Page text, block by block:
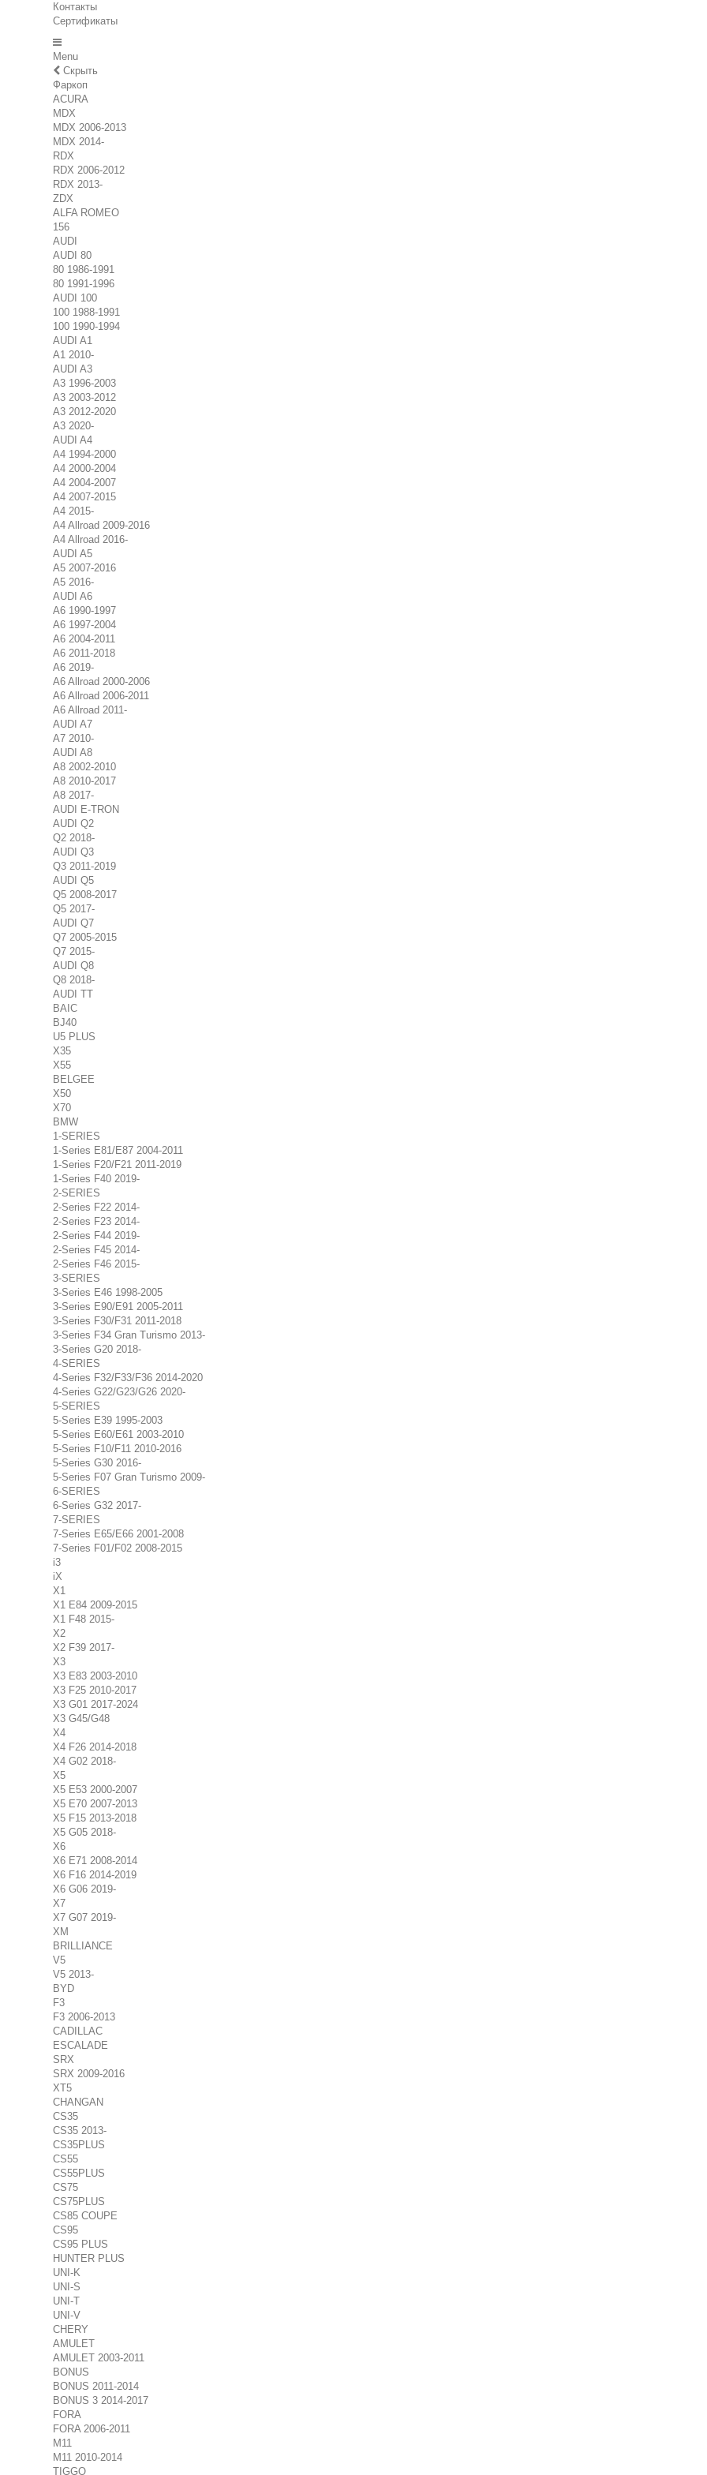
Контакты
Сертификаты
Menu
Скрыть
Фаркоп
ACURA
MDX
MDX 2006-2013
MDX 2014-
RDX
RDX 2006-2012
RDX 2013-
ZDX
ALFA ROMEO
156
AUDI
AUDI 80
80 1986-1991
80 1991-1996
AUDI 100
100 1988-1991
100 1990-1994
AUDI A1
A1 2010-
AUDI A3
A3 1996-2003
A3 2003-2012
A3 2012-2020
A3 2020-
AUDI A4
A4 1994-2000
A4 2000-2004
A4 2004-2007
A4 2007-2015
A4 2015-
A4 Allroad 2009-2016
A4 Allroad 2016-
AUDI A5
A5 2007-2016
A5 2016-
AUDI A6
A6 1990-1997
A6 1997-2004
A6 2004-2011
A6 2011-2018
A6 2019-
A6 Allroad 2000-2006
A6 Allroad 2006-2011
A6 Allroad 2011-
AUDI A7
A7 2010-
AUDI A8
A8 2002-2010
A8 2010-2017
A8 2017-
AUDI E-TRON
AUDI Q2
Q2 2018-
AUDI Q3
Q3 2011-2019
AUDI Q5
Q5 2008-2017
Q5 2017-
AUDI Q7
Q7 2005-2015
Q7 2015-
AUDI Q8
Q8 2018-
AUDI TT
BAIC
BJ40
U5 PLUS
X35
X55
BELGEE
X50
X70
BMW
1-SERIES
1-Series E81/E87 2004-2011
1-Series F20/F21 2011-2019
1-Series F40 2019-
2-SERIES
2-Series F22 2014-
2-Series F23 2014-
2-Series F44 2019-
2-Series F45 2014-
2-Series F46 2015-
3-SERIES
3-Series E46 1998-2005
3-Series E90/E91 2005-2011
3-Series F30/F31 2011-2018
3-Series F34 Gran Turismo 2013-
3-Series G20 2018-
4-SERIES
4-Series F32/F33/F36 2014-2020
4-Series G22/G23/G26 2020-
5-SERIES
5-Series E39 1995-2003
5-Series E60/E61 2003-2010
5-Series F10/F11 2010-2016
5-Series G30 2016-
5-Series F07 Gran Turismo 2009-
6-SERIES
6-Series G32 2017-
7-SERIES
7-Series E65/E66 2001-2008
7-Series F01/F02 2008-2015
i3
iX
X1
X1 E84 2009-2015
X1 F48 2015-
X2
X2 F39 2017-
X3
X3 E83 2003-2010
X3 F25 2010-2017
X3 G01 2017-2024
X3 G45/G48
X4
X4 F26 2014-2018
X4 G02 2018-
X5
X5 E53 2000-2007
X5 E70 2007-2013
X5 F15 2013-2018
X5 G05 2018-
X6
X6 E71 2008-2014
X6 F16 2014-2019
X6 G06 2019-
X7
X7 G07 2019-
XM
BRILLIANCE
V5
V5 2013-
BYD
F3
F3 2006-2013
CADILLAC
ESCALADE
SRX
SRX 2009-2016
XT5
CHANGAN
CS35
CS35 2013-
CS35PLUS
CS55
CS55PLUS
CS75
CS75PLUS
CS85 COUPE
CS95
CS95 PLUS
HUNTER PLUS
UNI-K
UNI-S
UNI-T
UNI-V
CHERY
AMULET
AMULET 2003-2011
BONUS
BONUS 2011-2014
BONUS 3 2014-2017
FORA
FORA 2006-2011
M11
M11 2010-2014
TIGGO